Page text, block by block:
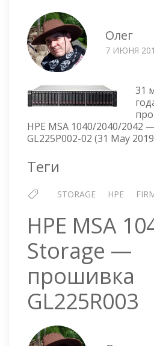
Олег
7 ИЮНЯ
31
HPE MSA 1040/2040/2042
GL225P002-02 (31 May
Теги
STORAGE HPE
HPE MSA
Storage —
прошивка
GL225R003